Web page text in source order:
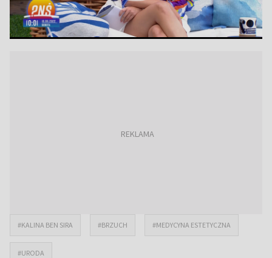
#KALINA BEN SIRA #BRZUCH #MEDYCYNA ESTETYCZNA
#URODA